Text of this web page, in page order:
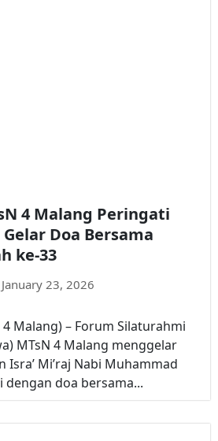
4 Malang Peringati
Gelar Doa Bersama
ke-33
January 23, 2026
Malang) – Forum Silaturahmi
MTsN 4 Malang menggelar
Mi’raj Nabi Muhammad
dengan doa bersama...